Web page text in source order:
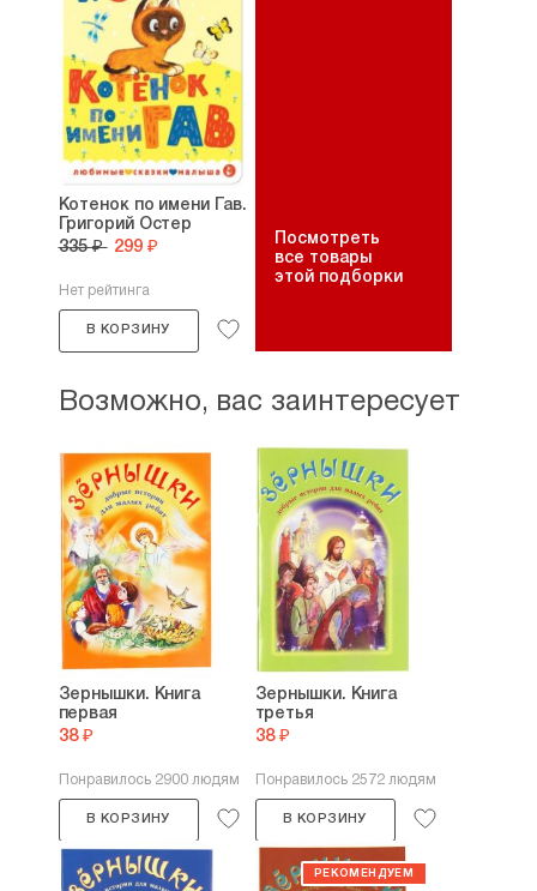
Котенок по имени Гав.
Григорий Остер
335 ₽ 299 ₽
Нет рейтинга
В КОРЗИНУ
Посмотреть
все товары
этой подборки
Возможно, вас заинтересует
Зернышки. Книга
первая
38 ₽
Понравилось 2900 людям
В КОРЗИНУ
Зернышки. Книга
третья
38 ₽
Понравилось 2572 людям
В КОРЗИНУ